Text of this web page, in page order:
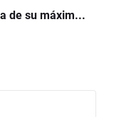
de su máxim...